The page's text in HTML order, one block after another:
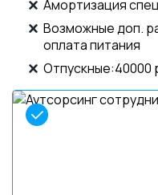
Амортизация
Возможные доп.
оплата питания
Отпускные:40000